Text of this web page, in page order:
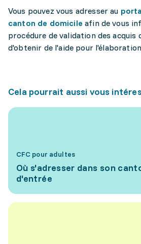
Vous pouvez vous adresser au
canton de domicile afin de vous
procédure de validation des acquis
d'obtenir de l'aide pour
Cela pourrait aussi vous
CFC pour adultes
Où s'adresser dans son
d'entrée